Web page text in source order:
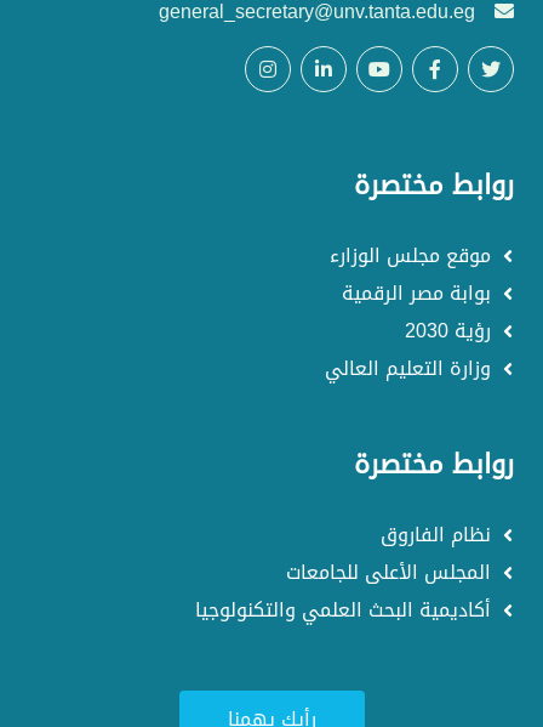
general_secretary@unv.tanta.edu.eg
روابط مختصرة
موقع مجلس الوزارء
بوابة مصر الرقمية
رؤية 2030
وزارة التعليم العالي
روابط مختصرة
نظام الفاروق
المجلس الأعلى للجامعات
أكاديمية البحث العلمي والتكنولوجيا
رأيك يهمنا